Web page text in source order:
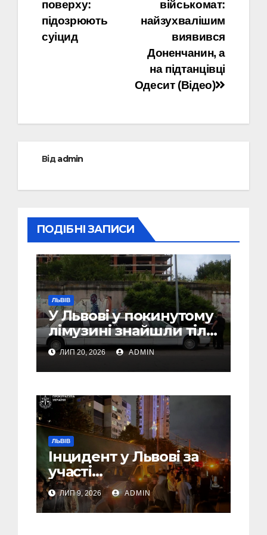
військомат:
найзухвалішим
виявився
Доненчанин, а
на підтанцівці
Одесит (Відео)
поверху:
підозрюють
суіцид
Відadmin
ПОДІБНІ ЗАПИСИ
ЛЬВІВ
У Львові у покинутому
лімузині знайшли тіло
46-річного чоловіка
ЛИП 20, 2026 ADMIN
ЛЬВІВ
Інцидент у Львові за
участі
військовослужбовців,
поліції та цивільних:
розпочато
ЛИП 9, 2026 ADMIN